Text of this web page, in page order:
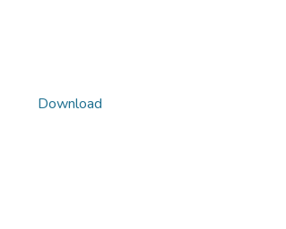
Download